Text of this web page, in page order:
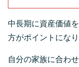
中長期に資産価値
方がポイントになり
自分の家族に合わ